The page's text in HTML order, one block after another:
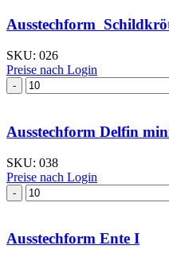
Ausstechform
SKU: 026
Preise nach Login
Ausstechform Delfin
SKU: 038
Preise nach Login
Ausstechform Ente I